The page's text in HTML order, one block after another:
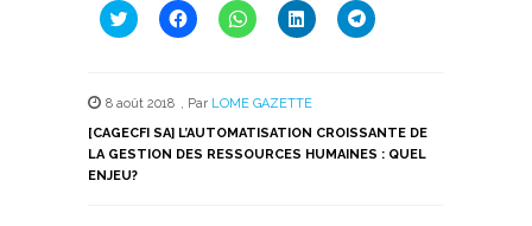
Cliquez
pour
une
nouvelle
fenêtre)
Cliquez
pour
une
nouvelle
fenêtre)
Cliquez
pour
une
nouvelle
fenêtre)
Cliquez
pour
une
nouvelle
fenêtre)
Cliquez
pour
nouvelle
fenêtre)
8 août 2018 , Par LOME GAZETTE
[CAGECFI SA] L’AUTOMATISATION CROISSANTE DE
LA GESTION DES RESSOURCES HUMAINES : QUEL
ENJEU?